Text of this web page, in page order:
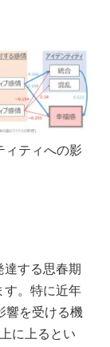
ティへの影
する思春期
す。特に近年
響を受ける機
に上るとい